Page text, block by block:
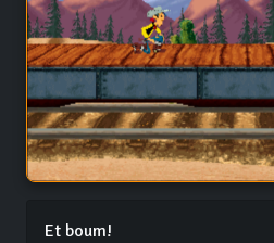
Et boum!